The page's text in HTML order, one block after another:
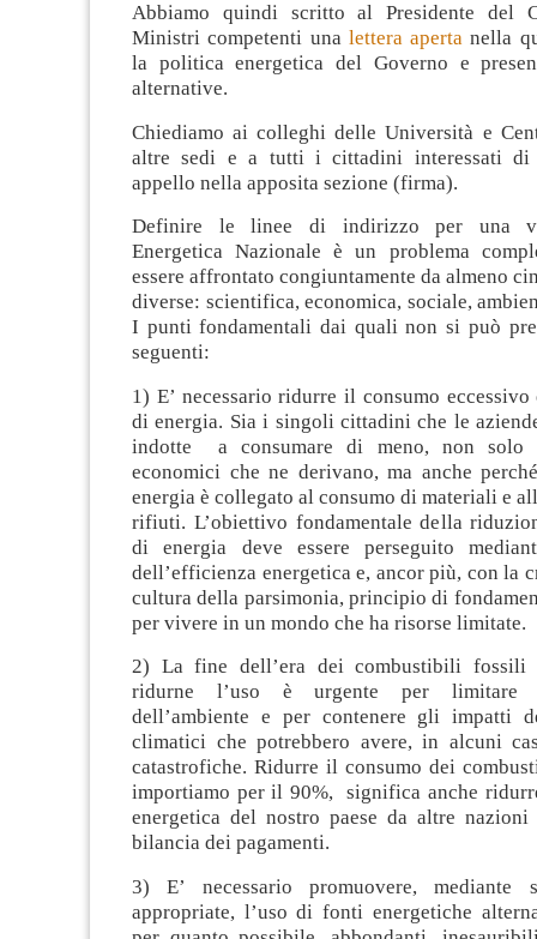
Abbiamo quindi scritto al Presidente del
Ministri competenti una lettera aperta nella
la politica energetica del Governo e
alternative.
Chiediamo ai colleghi delle Università e
altre sedi e a tutti i cittadini interessati di
appello nella apposita sezione (firma).
Definire le linee di indirizzo per una
Energetica Nazionale è un problema
essere affrontato congiuntamente da almeno
diverse: scientifica, economica, sociale,
I punti fondamentali dai quali non si può
seguenti:
1) E’ necessario ridurre il consumo
di energia. Sia i singoli cittadini che le
indotte a consumare di meno, non solo
economici che ne derivano, ma anche
energia è collegato al consumo di materiali e
rifiuti. L’obiettivo fondamentale della
di energia deve essere perseguito
dell’efficienza energetica e, ancor più, con la
cultura della parsimonia, principio di
per vivere in un mondo che ha risorse limitate.
2) La fine dell’era dei combustibili fossili
ridurne l’uso è urgente per limitare
dell’ambiente e per contenere gli impatti
climatici che potrebbero avere, in alcuni
catastrofiche. Ridurre il consumo dei
importiamo per il 90%, significa anche
energetica del nostro paese da altre
bilancia dei pagamenti.
3) E’ necessario promuovere, mediante
appropriate, l’uso di fonti energetiche